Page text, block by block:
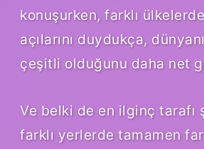
konuşurken, farklı
açılarını duydukça,
çeşitli olduğunu daha net
Ve belki de en ilginç tarafı
farklı yerlerde tamamen